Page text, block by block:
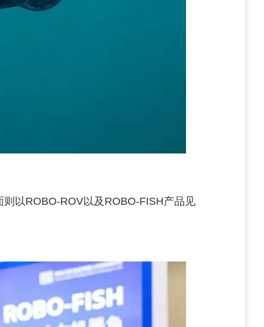
以ROBO-ROV以及ROBO-FISH产品见